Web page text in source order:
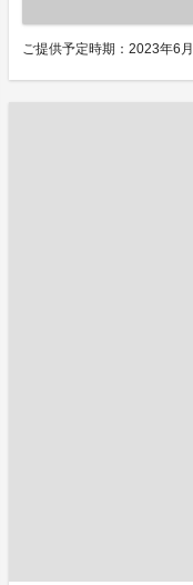
ご提供予定時期：2023年6月